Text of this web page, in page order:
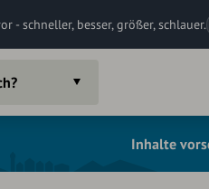
- schneller, besser, größer, schlauer.
Inhalte